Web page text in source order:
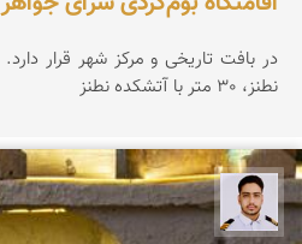
نطنز، 30 متر با آتشکده نطنز
سعید جواهری